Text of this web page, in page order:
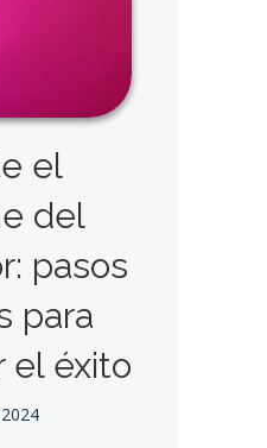
el
del
pasos
para
el éxito